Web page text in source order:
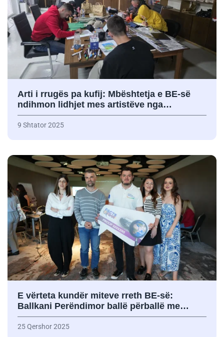
Arti i rrugës pa kufij: Mbështetja e BE-së
ndihmon lidhjet mes artistëve nga…
9 Shtator 2025
E vërteta kundër miteve rreth BE-së:
Ballkani Perëndimor ballë përballë me…
25 Qershor 2025